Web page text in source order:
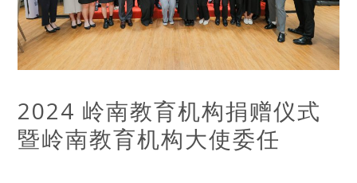
2024 岭南教育机构捐赠仪式
暨岭南教育机构大使委任